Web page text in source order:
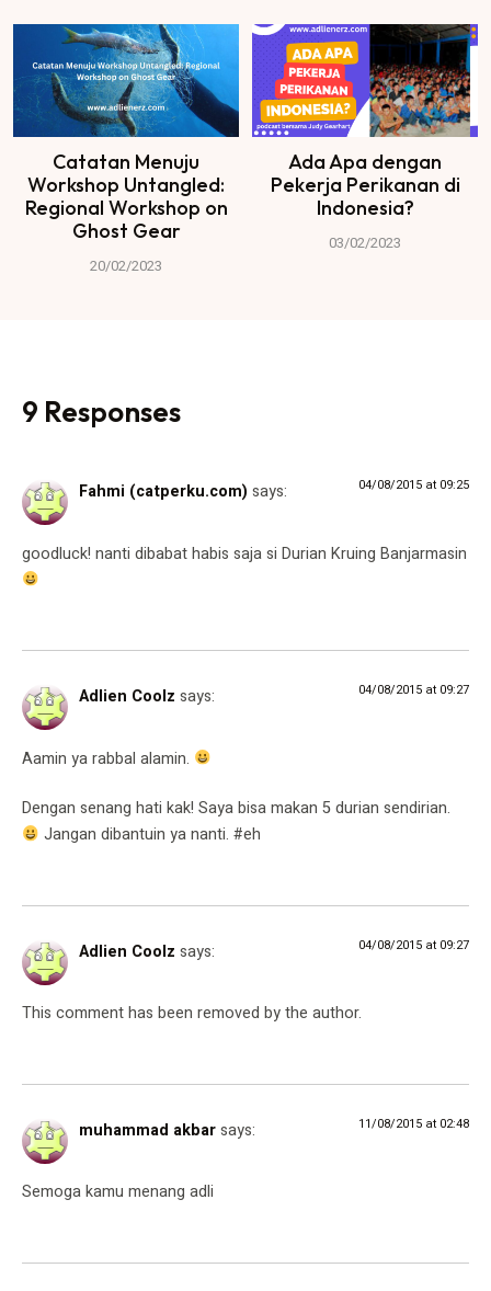
Catatan Menuju
Workshop Untangled:
Regional Workshop on
Ghost Gear
20/02/2023
Ada Apa dengan
Pekerja Perikanan di
Indonesia?
03/02/2023
9 Responses
Fahmi (catperku.com) says: 04/08/2015 at 09:25
goodluck! nanti dibabat habis saja si Durian Kruing Banjarmasin
Adlien Coolz says: 04/08/2015 at 09:27
Aamin ya rabbal alamin.
Dengan senang hati kak! Saya bisa makan 5 durian sendirian.
Jangan dibantuin ya nanti. #eh
Adlien Coolz says: 04/08/2015 at 09:27
This comment has been removed by the author.
muhammad akbarsays: 11/08/2015 at 02:48
Semoga kamu menang adli